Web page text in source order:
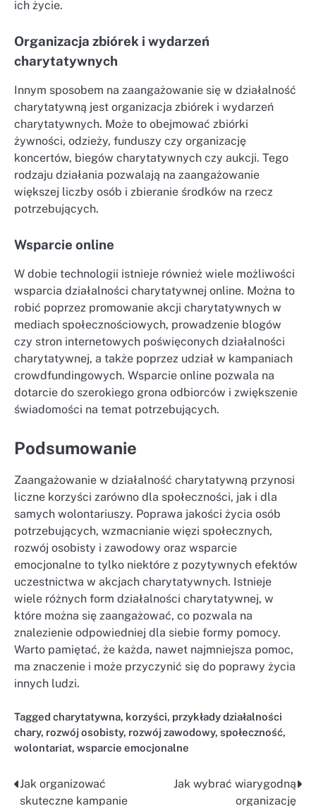
ich życie.
Organizacja zbiórek i wydarzeń
charytatywnych
Innym sposobem na zaangażowanie się w działalność
charytatywną jest organizacja zbiórek i wydarzeń
charytatywnych. Może to obejmować zbiórki
żywności, odzieży, funduszy czy organizację
koncertów, biegów charytatywnych czy aukcji. Tego
rodzaju działania pozwalają na zaangażowanie
większej liczby osób i zbieranie środków na rzecz
potrzebujących.
Wsparcie online
W dobie technologii istnieje również wiele możliwości
wsparcia działalności charytatywnej online. Można to
robić poprzez promowanie akcji charytatywnych w
mediach społecznościowych, prowadzenie blogów
czy stron internetowych poświęconych działalności
charytatywnej, a także poprzez udział w kampaniach
crowdfundingowych. Wsparcie online pozwala na
dotarcie do szerokiego grona odbiorców i zwiększenie
świadomości na temat potrzebujących.
Podsumowanie
Zaangażowanie w działalność charytatywną przynosi
liczne korzyści zarówno dla społeczności, jak i dla
samych wolontariuszy. Poprawa jakości życia osób
potrzebujących, wzmacnianie więzi społecznych,
rozwój osobisty i zawodowy oraz wsparcie
emocjonalne to tylko niektóre z pozytywnych efektów
uczestnictwa w akcjach charytatywnych. Istnieje
wiele różnych form działalności charytatywnej, w
które można się zaangażować, co pozwala na
znalezienie odpowiedniej dla siebie formy pomocy.
Warto pamiętać, że każda, nawet najmniejsza pomoc,
ma znaczenie i może przyczynić się do poprawy życia
innych ludzi.
Tagged charytatywna, korzyści, przykłady działalności
chary, rozwój osobisty, rozwój zawodowy, społeczność,
wolontariat, wsparcie emocjonalne
Nawigacja
Jak organizować
skuteczne kampanie
Jak wybrać wiarygodną
organizację